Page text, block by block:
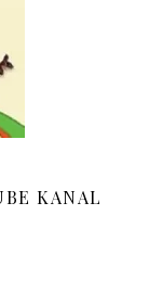
KANAL